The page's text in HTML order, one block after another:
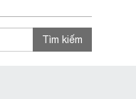
Tìm kiếm